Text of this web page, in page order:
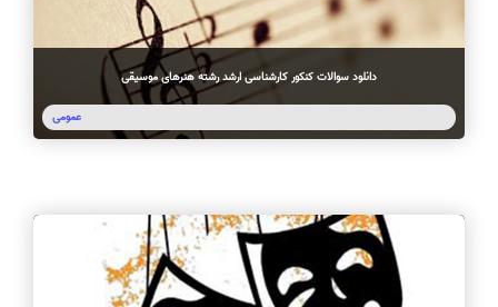
دانلود سوالات کنکور کارشناسی ارشد رشته هنرهای موسیقی
عمومی